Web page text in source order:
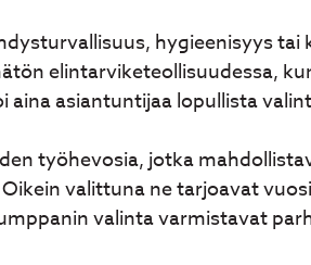
hygieenisyys
elintarviketeollisuudessa,
asiantuntijaa lopullista
työhevosia, jotka
valittuna ne tarjoavat
valinta varmistavat